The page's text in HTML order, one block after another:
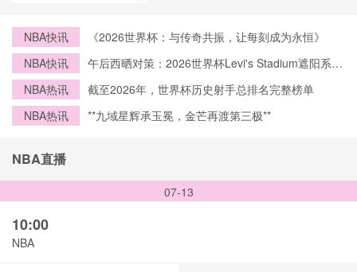
NBA快讯
《2026世界杯：与传奇共振，让每刻成为永恒》
NBA快讯
午后西晒对策：2026世界杯Levi's Stadium遮阳系统
NBA热讯
截至2026年，世界杯历史射手总排名完整榜单
NBA热讯
**九域星辉承玉冕，金芒再渡第三极**
NBA直播
07-13
10:00
NBA